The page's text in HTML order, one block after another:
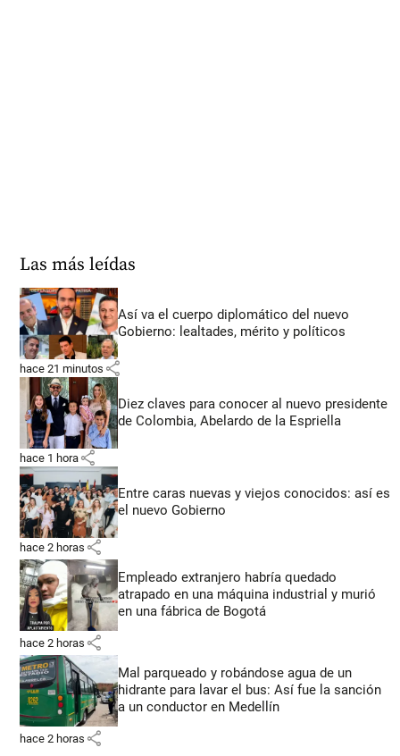
Las más leídas
Así va el cuerpo diplomático del nuevo
Gobierno: lealtades, mérito y políticos
hace 21 minutos share
Diez claves para conocer al nuevo presidente
de Colombia, Abelardo de la Espriella
hace 1 hora share
Entre caras nuevas y viejos conocidos: así es
el nuevo Gobierno
hace 2 horas share
Empleado extranjero habría quedado
atrapado en una máquina industrial y murió
en una fábrica de Bogotá
hace 2 horas share
Mal parqueado y robándose agua de un
hidrante para lavar el bus: Así fue la sanción
a un conductor en Medellín
hace 2 horas share